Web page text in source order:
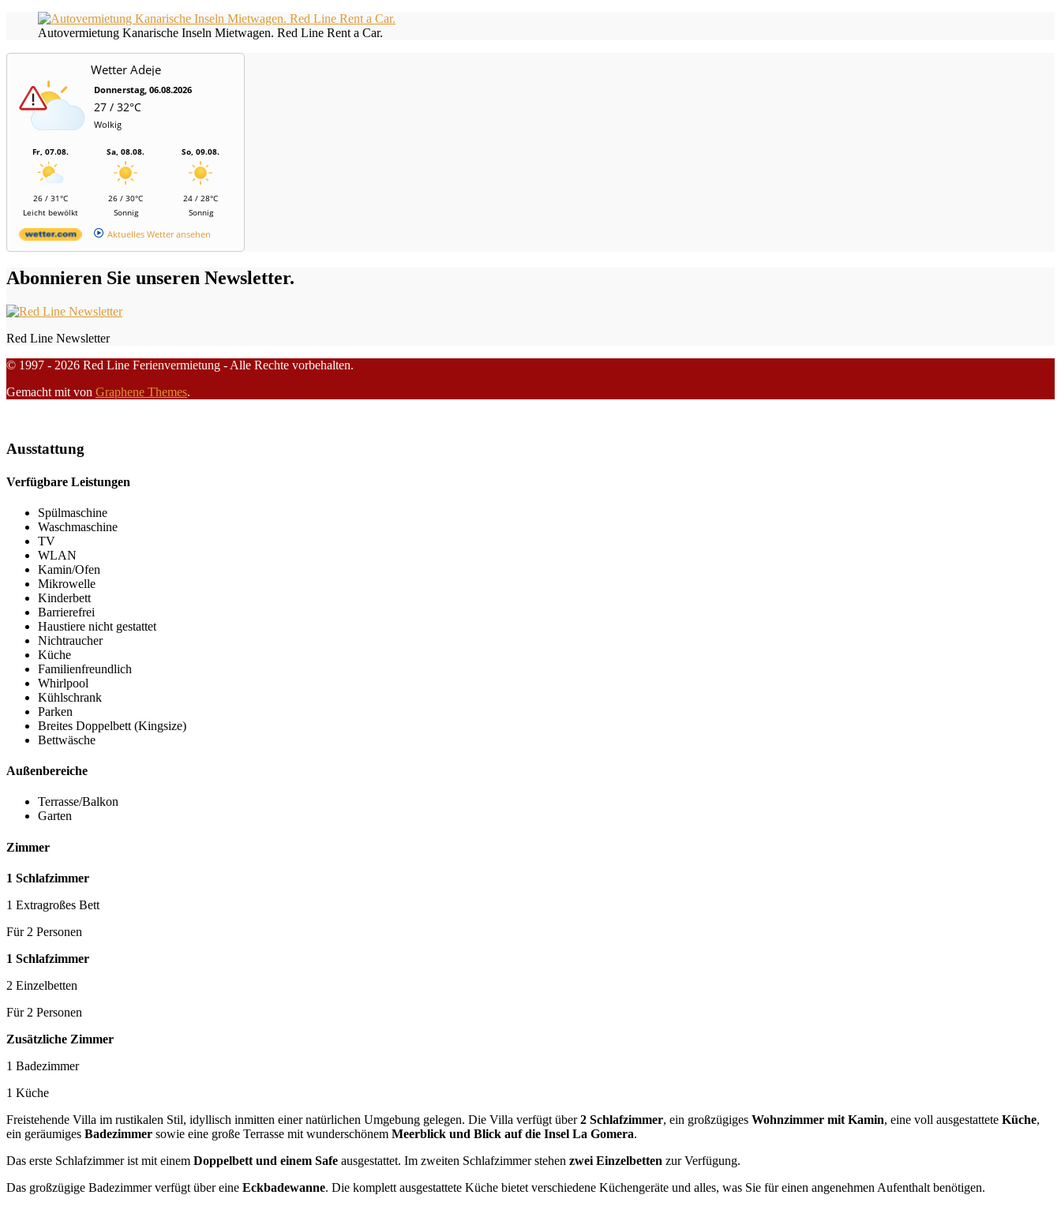
Autovermietung Kanarische Inseln Mietwagen. Red Line Rent a Car.
Wetter Adeje
Donnerstag, 06.08.2026
27 / 32°C
Wolkig
Fr, 07.08.
26 / 31°C
Leicht bewölkt
Sa, 08.08.
26 / 30°C
Sonnig
So, 09.08.
24 / 28°C
Sonnig
Aktuelles Wetter ansehen
Abonnieren Sie unseren Newsletter.
Red Line Newsletter
© 1997 - 2026 Red Line Ferienvermietung - Alle Rechte vorbehalten.
Gemacht mit von Graphene Themes.
Ausstattung
Verfügbare Leistungen
Spülmaschine
Waschmaschine
TV
WLAN
Kamin/Ofen
Mikrowelle
Kinderbett
Barrierefrei
Haustiere nicht gestattet
Nichtraucher
Küche
Familienfreundlich
Whirlpool
Kühlschrank
Parken
Breites Doppelbett (Kingsize)
Bettwäsche
Außenbereiche
Terrasse/Balkon
Garten
Zimmer
1 Schlafzimmer
1 Extragroßes Bett
Für 2 Personen
1 Schlafzimmer
2 Einzelbetten
Für 2 Personen
Zusätzliche Zimmer
1 Badezimmer
1 Küche
Freistehende Villa im rustikalen Stil, idyllisch inmitten einer natürlichen Umgebung gelegen. Die Villa verfügt über2 Schlafzimmer, ein großzügiges Wohnzimmer mit Kamin, eine voll ausgestattete Küche,
ein geräumiges Badezimmer sowie eine große Terrasse mit wunderschönem Meerblick und Blick auf die Insel La Gomera.
Das erste Schlafzimmer ist mit einem Doppelbett und einem Safe ausgestattet. Im zweiten Schlafzimmer stehen zwei Einzelbetten zur Verfügung.
Das großzügige Badezimmer verfügt über eine Eckbadewanne. Die komplett ausgestattete Küche bietet verschiedene Küchengeräte und alles, was Sie für einen angenehmen Aufenthalt benötigen.